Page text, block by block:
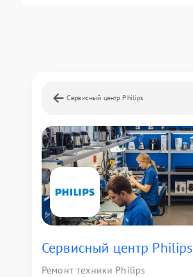
Сервисный центр Philips
Сервисный центр Philips
Ремонт техники Philips